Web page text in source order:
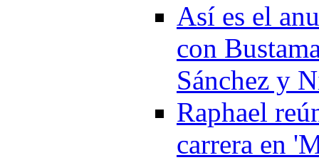
Así es el
con
Sánchez y
Raphael
carrera en